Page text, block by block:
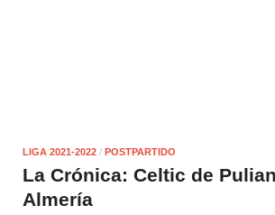
LIGA 2021-2022 / POSTPARTIDO
La Crónica: Celtic de
Almería